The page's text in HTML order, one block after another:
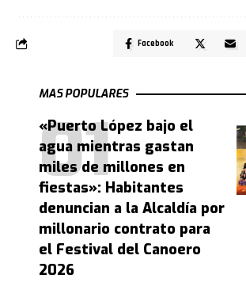
Facebook
MAS POPULARES
«Puerto López bajo el
agua mientras gastan
miles de millones en
fiestas»: Habitantes
denuncian a la Alcaldía por
millonario contrato para
el Festival del Canoero
2026